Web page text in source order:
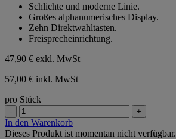
Sternen.
Schlichte und moderne Linie.
Großes alphanumerisches Display.
Zehn Direktwahltasten.
Freisprecheinrichtung.
47,90 € exkl. MwSt
57,00 € inkl. MwSt
pro Stück
- +
In den Warenkorb
Dieses Produkt ist momentan nicht verfügbar.